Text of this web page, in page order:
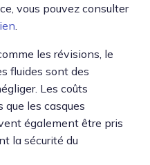
vous pouvez consulter
les révisions, le
fluides sont des
Les coûts
que les casques
également être pris
la sécurité du